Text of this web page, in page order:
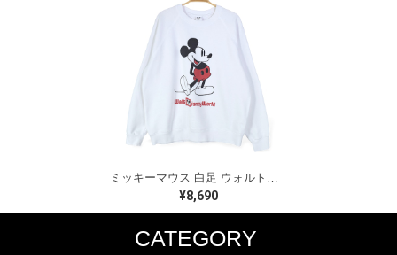
ミッキーマウス 白足 ウォルトディズニーオフィシャル スウェット ホワイト WALT DISNEY WORLD ウォルトディズニーオフィシャル サイズXL相当 古着 CF0995
¥8,690
CATEGORY